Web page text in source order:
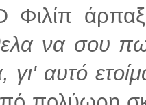
Φιλίπ
να σου πω
γι' αυτό